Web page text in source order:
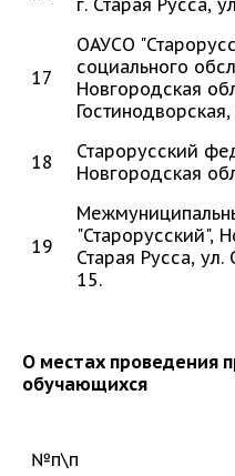
г. Старая Русса,
17
ОАУСО
социального
Новгородская
18
Старорусский
Новгородская
19
"Старорусский",
Старая Русса, ул.
15.
О местах проведения
обучающихся
№п\п